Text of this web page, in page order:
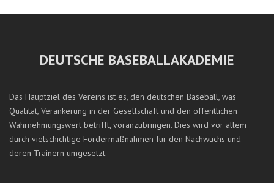
DEUTSCHE BASEBALLAKADEMIE
Das Hauptziel des Vereins ist es, den deutschen Baseball, was
Qualität, Verankerung in der Gesellschaft und den öffentlichen
Wahrnehmungswert betrifft, voranzubringen. Dies wird vor allem
durch vielschichtige Fördermaßnahmen für den Nachwuchs und
deren Trainern umgesetzt.